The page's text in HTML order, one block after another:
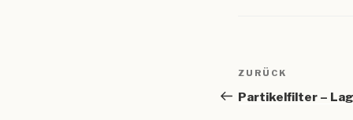
Vorheriger
Beitrag
ZURÜCK
Partikelfilter –